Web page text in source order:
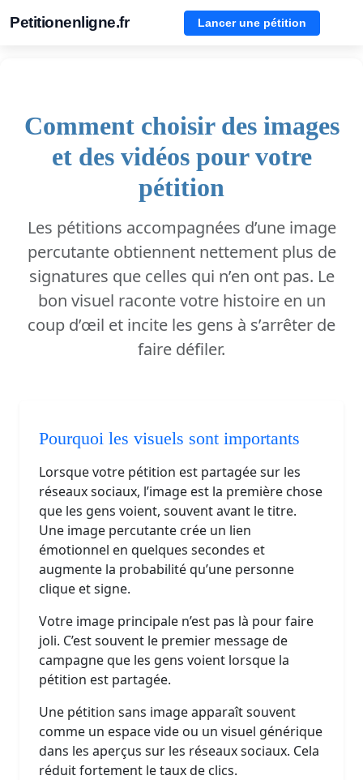
Petitionenligne.fr Lancer une pétition
Comment choisir des images
et des vidéos pour votre
pétition
Les pétitions accompagnées d’une image
percutante obtiennent nettement plus de
signatures que celles qui n’en ont pas. Le
bon visuel raconte votre histoire en un
coup d’œil et incite les gens à s’arrêter de
faire défiler.
Pourquoi les visuels sont importants
Lorsque votre pétition est partagée sur les
réseaux sociaux, l’image est la première chose
que les gens voient, souvent avant le titre.
Une image percutante crée un lien
émotionnel en quelques secondes et
augmente la probabilité qu’une personne
clique et signe.
Votre image principale n’est pas là pour faire
joli. C’est souvent le premier message de
campagne que les gens voient lorsque la
pétition est partagée.
Une pétition sans image apparaît souvent
comme un espace vide ou un visuel générique
dans les aperçus sur les réseaux sociaux. Cela
réduit fortement le taux de clics.